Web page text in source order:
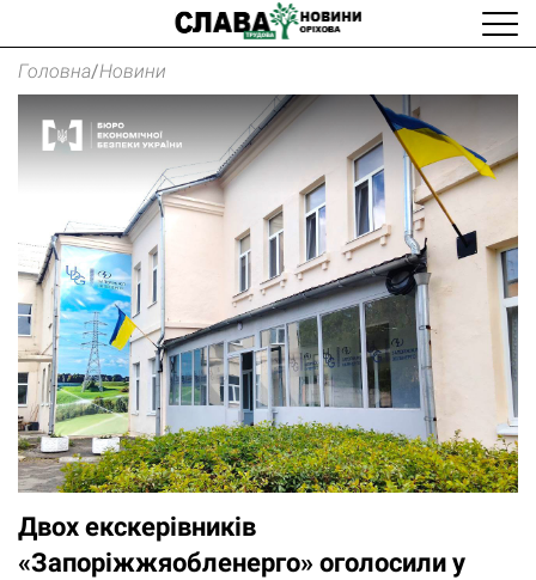
Головна/Новини
Двох екскерівників
«Запоріжжяобленерго» оголосили у